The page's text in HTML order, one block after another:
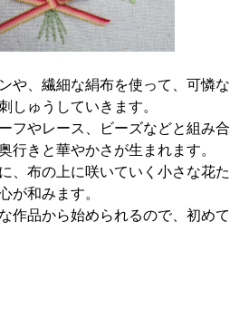
や、繊細な絹布を使って、可憐な
しゅうしていきます。
フやレース、ビーズなどと組み合
行きと華やかさが生まれます。
、布の上に咲いていく小さな花た
が和みます。
作品から始められるので、初めて